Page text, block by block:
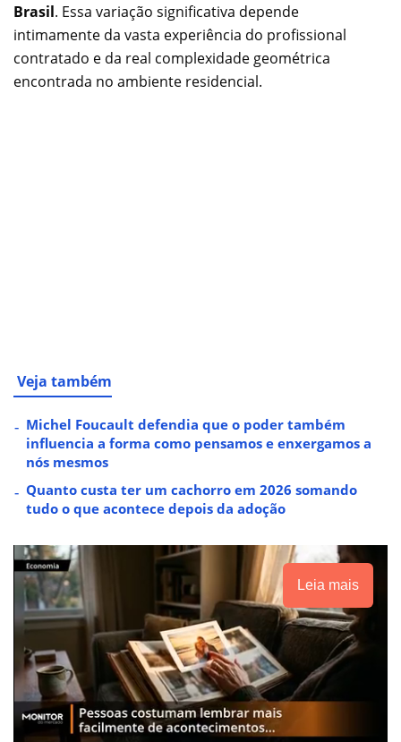
Brasil. Essa variação significativa depende
intimamente da vasta experiência do profissional
contratado e da real complexidade geométrica
encontrada no ambiente residencial.
Veja também
Michel Foucault defendia que o poder também
influencia a forma como pensamos e enxergamos a
nós mesmos
Quanto custa ter um cachorro em 2026 somando
tudo o que acontece depois da adoção
Leia mais